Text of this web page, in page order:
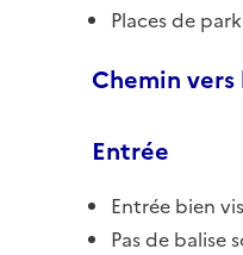
Places de
Chemin
Entrée
Entrée bien
Pas de balise